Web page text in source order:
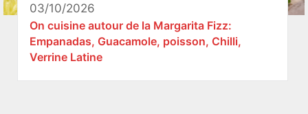
03/10/2026
On cuisine autour de la Margarita Fizz:
Empanadas, Guacamole, poisson, Chilli,
Verrine Latine